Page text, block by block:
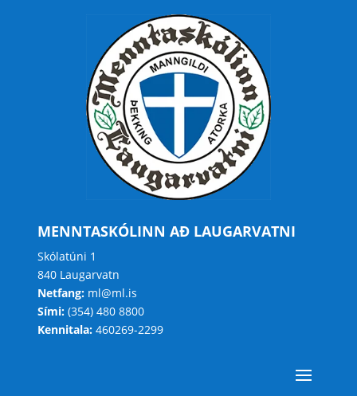
MENNTASKÓLINN AÐ LAUGARVATNI
Skólatúni 1
840 Laugarvatn
Netfang:ml@ml.is
Sími:(354) 480 8800
Kennitala:460269-2299